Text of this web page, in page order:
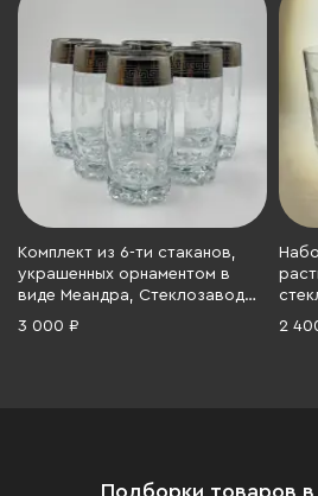
Комплект из 6-ти стаканов,
украшенных орнаментом в
виде Меандра, Стеклозавод
«Неман», стекло, гравировка,
3 000 ₽ 2
Подборки товаров